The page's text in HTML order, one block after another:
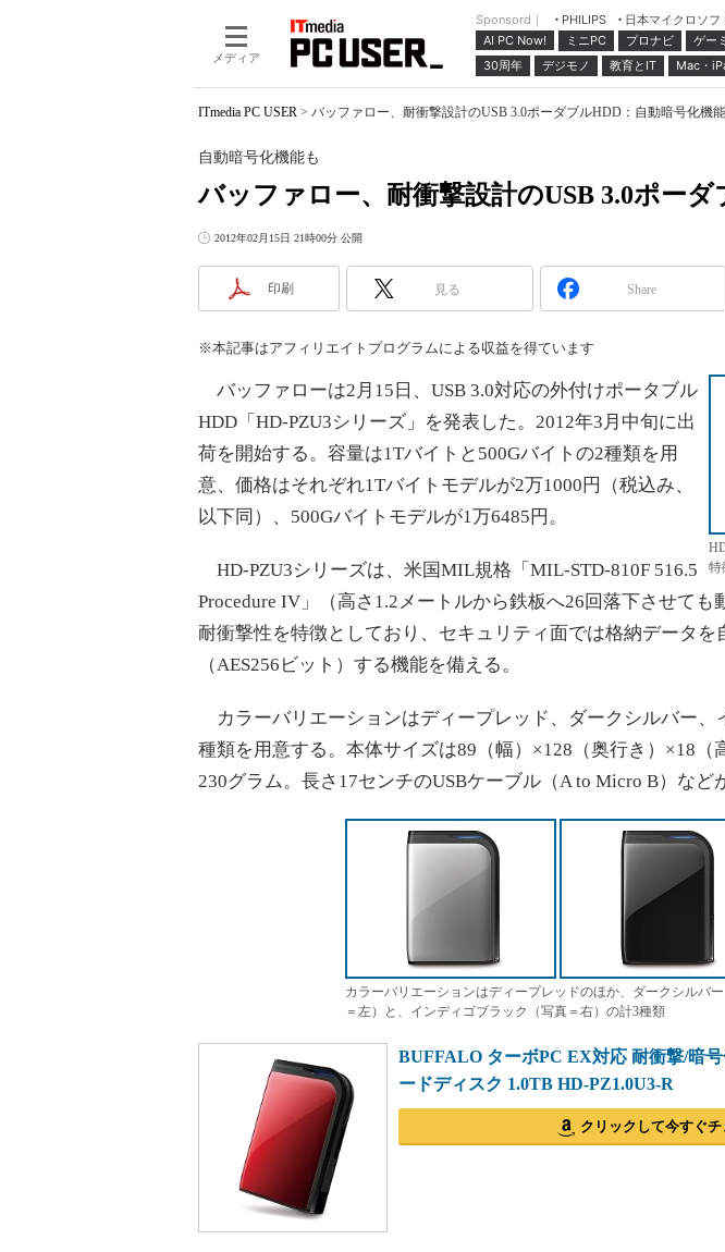
メディア
Sponsord｜ PHILIPS 日本マイクロソフ
AI PC Now!
ミニPC プロナビ ゲー
30周年
デジモノ 教育とIT Mac・
ITmedia PC USER > バッファロー、耐衝撃設計のUSB 3.0ポーダブルHDD：自動暗号化機
バッファロー、耐衝撃設計のUSB 3.0ポーダ
自動暗号化機能も
2012年02月15日 21時00分 公開
印刷 見る Share
※本記事はアフィリエイトプログラムによる収益を得ています
特
バッファローは2月15日、USB 3.0対応の外付けポータブル
HDD「HD-PZU3シリーズ」を発表した。2012年3月中旬に出
荷を開始する。容量は1Tバイトと500Gバイトの2種類を用
意、価格はそれぞれ1Tバイトモデルが2万1000円（税込み、
以下同）、500Gバイトモデルが1万6485円。
HD-PZU3シリーズは、米国MIL規格「MIL-STD-810F 516.5
Procedure IV」（高さ1.2メートルから鉄板へ26回落下させても
耐衝撃性を特徴としており、セキュリティ面では格納データを
（AES256ビット）する機能を備える。
カラーバリエーションはディープレッド、ダークシルバー、
種類を用意する。本体サイズは89（幅）×128（奥行き）×18（
230グラム。長さ17センチのUSBケーブル（A to Micro B）など
カラーバリエーションはディープレッドのほか、ダークシルバ
＝左）と、インディゴブラック（写真＝右）の計3種類
BUFFALO ターボPC EX対応 耐衝撃/暗
ードディスク 1.0TB HD-PZ1.0U3-R
クリックして今すぐチ